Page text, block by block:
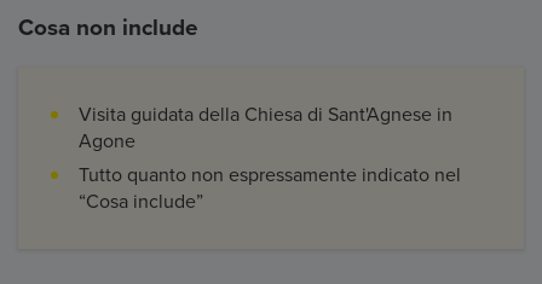
Cosa non include
Visita guidata della Chiesa di Sant'Agnese in
Agone
Tutto quanto non espressamente indicato nel
“Cosa include”